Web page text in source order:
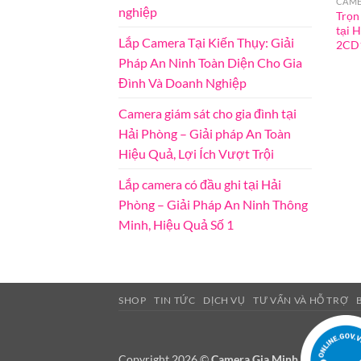
nghiệp
Lắp Camera Tại Kiến Thụy: Giải
Pháp An Ninh Toàn Diện Cho Gia
Đình Và Doanh Nghiệp
Camera giám sát cho gia đình tại
Hải Phòng – Giải pháp An Toàn
Hiệu Quả, Lợi Ích Vượt Trội
Lắp camera có đầu ghi tại Hải
Phòng – Giải Pháp An Ninh Thông
Minh, Hiệu Quả Số 1
tại
SHOP TIN TỨC DỊCH VỤ TƯ VẤN VÀ HỖ TRỢ